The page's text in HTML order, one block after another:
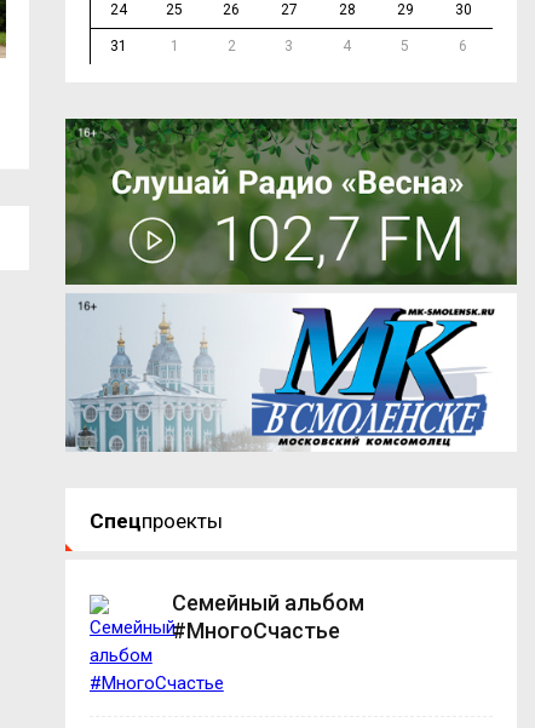
24 25 26 27 28 29 30
31 1 2 3 4 5 6
Спецпроекты
Семейный альбом
#МногоСчастье